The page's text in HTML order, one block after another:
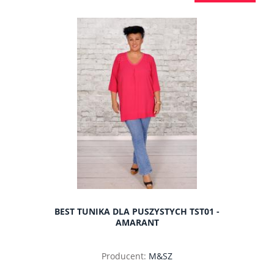
BEST TUNIKA DLA PUSZYSTYCH TST01 -
AMARANT
Producent: M&SZ